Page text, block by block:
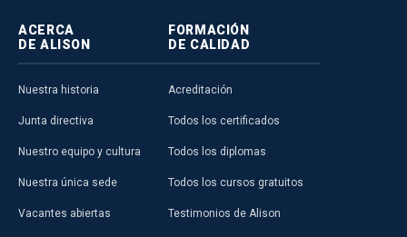
ACERCA
DE ALISON
Nuestra historia
Junta directiva
Nuestro equipo y cultura
Nuestra única sede
Vacantes abiertas
FORMACIÓN
DE CALIDAD
Acreditación
Todos los certificados
Todos los diplomas
Todos los cursos gratuitos
Testimonios de Alison